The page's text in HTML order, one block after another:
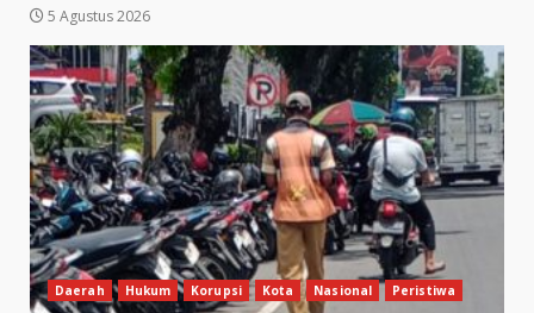
5 Agustus 2026
Daerah Hukum Korupsi Kota Nasional Peristiwa